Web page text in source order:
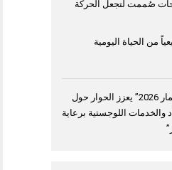
صُممت لتجعل الحركة
من الحياة اليومية
“منتدى الشارقة للاستثمار 2026” يعزز الحوار حول
اللوجستية برعاية